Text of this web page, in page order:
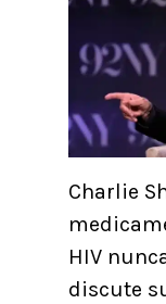
Charlie
HIV
discute